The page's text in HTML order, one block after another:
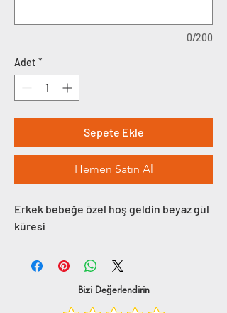
0/200
Adet *
Sepete Ekle
Hemen Satın Al
Erkek bebeğe özel hoş geldin beyaz gül
küresi
Bizi Değerlendirin